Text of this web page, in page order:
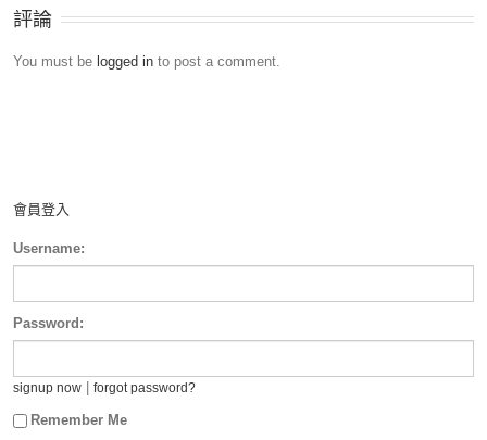
評論
You must be logged in to post a comment.
會員登入
Username:
Password:
signup now forgot password?
Remember Me